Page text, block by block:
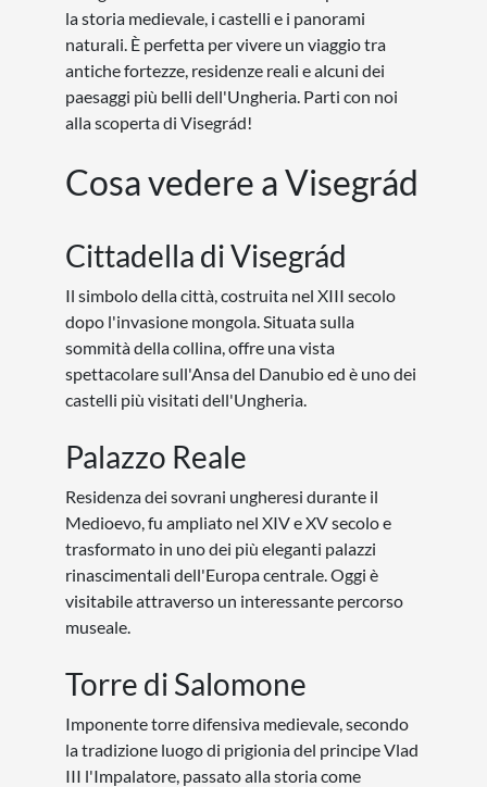
la storia medievale, i castelli e i panorami
naturali. È perfetta per vivere un viaggio tra
antiche fortezze, residenze reali e alcuni dei
paesaggi più belli dell'Ungheria. Parti con noi
alla scoperta di Visegrád!
Cosa vedere a Visegrád
Cittadella di Visegrád
Il simbolo della città, costruita nel XIII secolo
dopo l'invasione mongola. Situata sulla
sommità della collina, offre una vista
spettacolare sull'Ansa del Danubio ed è uno dei
castelli più visitati dell'Ungheria.
Palazzo Reale
Residenza dei sovrani ungheresi durante il
Medioevo, fu ampliato nel XIV e XV secolo e
trasformato in uno dei più eleganti palazzi
rinascimentali dell'Europa centrale. Oggi è
visitabile attraverso un interessante percorso
museale.
Torre di Salomone
Imponente torre difensiva medievale, secondo
la tradizione luogo di prigionia del principe Vlad
III l'Impalatore, passato alla storia come